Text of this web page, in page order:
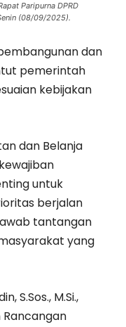
Paripurna DPRD
(08/09/2025).
dan
pemerintah
kebijakan
dan Belanja
untuk
berjalan
tantangan
yang
S.Sos., M.Si.,